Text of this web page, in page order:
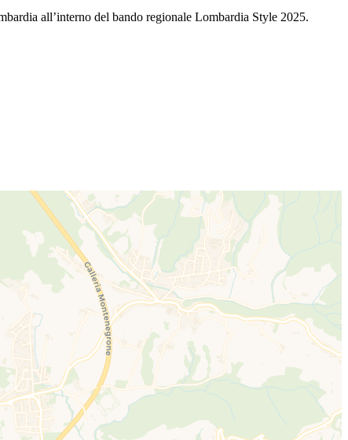
all’interno del bando regionale Lombardia Style 2025.